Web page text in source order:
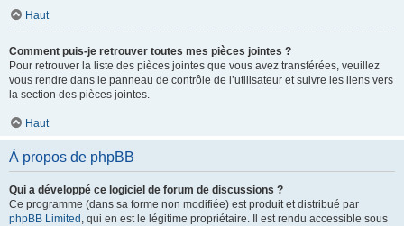
Haut
Comment puis-je retrouver toutes mes pièces jointes ?
Pour retrouver la liste des pièces jointes que vous avez transférées, veuillez
vous rendre dans le panneau de contrôle de l’utilisateur et suivre les liens vers
la section des pièces jointes.
Haut
À propos de phpBB
Qui a développé ce logiciel de forum de discussions ?
Ce programme (dans sa forme non modifiée) est produit et distribué par
phpBB Limited , qui en est le légitime propriétaire. Il est rendu accessible sous